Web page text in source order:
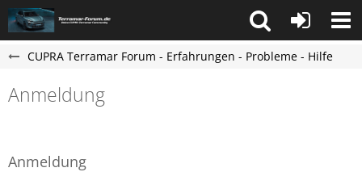
CUPRA Terramar Forum - Erfahrungen - Probleme - Hilfe
Anmeldung
Anmeldung